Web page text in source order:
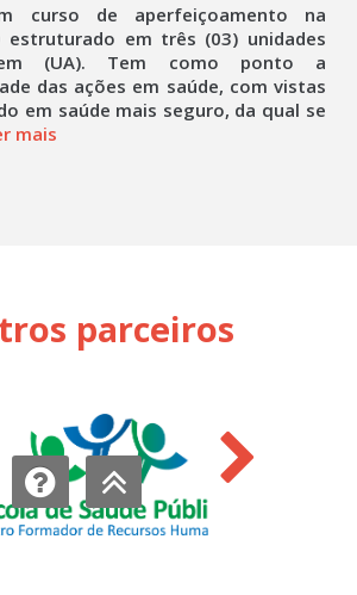
curso de aperfeiçoamento na
estruturado em três (03) unidades
(UA). Tem como ponto a
das ações em saúde, com vistas
em saúde mais seguro, da qual se
mais
parceiros